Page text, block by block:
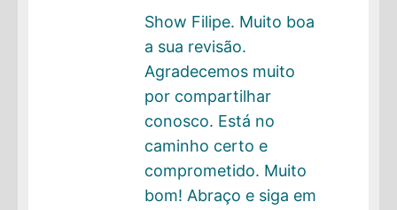
Show Filipe. Muito boa
a sua revisão.
Agradecemos muito
por compartilhar
conosco. Está no
caminho certo e
comprometido. Muito
bom! Abraço e siga em